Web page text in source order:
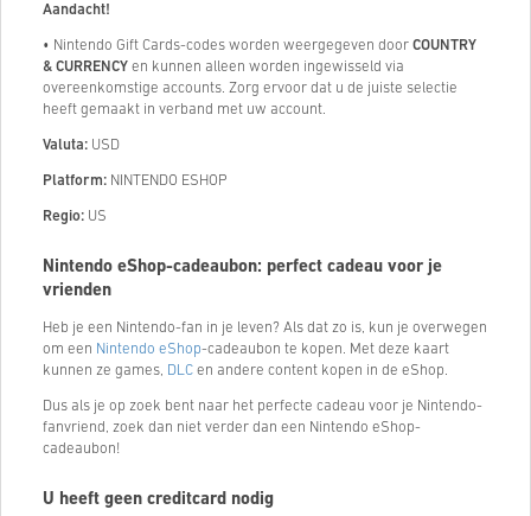
Aandacht!
• Nintendo Gift Cards-codes worden weergegeven door COUNTRY
& CURRENCY en kunnen alleen worden ingewisseld via
overeenkomstige accounts. Zorg ervoor dat u de juiste selectie
heeft gemaakt in verband met uw account.
Valuta: USD
Platform: NINTENDO ESHOP
Regio: US
Nintendo eShop-cadeaubon: perfect cadeau voor je
vrienden
Heb je een Nintendo-fan in je leven? Als dat zo is, kun je overwegen
om een ​​ Nintendo eShop-cadeaubon te kopen. Met deze kaart
kunnen ze games, DLC en andere content kopen in de eShop.
Dus als je op zoek bent naar het perfecte cadeau voor je Nintendo-
fanvriend, zoek dan niet verder dan een Nintendo eShop-
cadeaubon!
U heeft geen creditcard nodig